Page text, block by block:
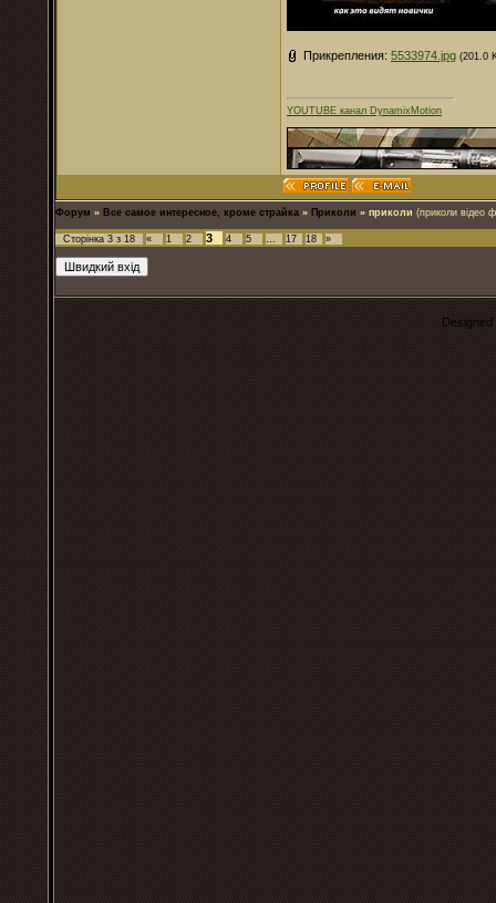
Прикрепления: 5533974.jpg (201.0
YOUTUBE канал DynamixMotion
Форум » Все самое интересное, кроме страйка » Приколи » приколи (приколи відео
Сторінка 3 з 18 « 1 2 3 4 5 … 17 18 »